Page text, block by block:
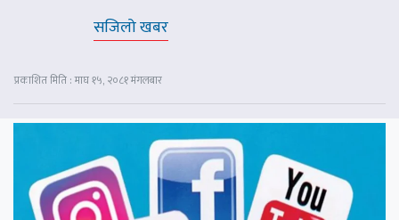
सजिलो खबर
प्रकाशित मिति : माघ १५, २०८१ मंगलबार